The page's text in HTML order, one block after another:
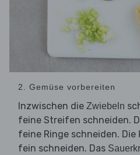
2. Gemüse vorbereiten
Inzwischen die Zwiebeln
feine Streifen schneiden.
feine Ringe schneiden. Die
fein schneiden. Das